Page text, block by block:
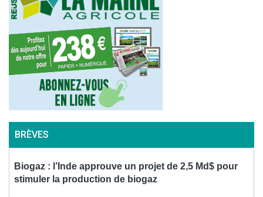
BRÈVES
Biogaz : l’Inde approuve un projet de 2,5 Md$ pour
stimuler la production de biogaz